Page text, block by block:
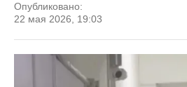
Опубликовано:
22 мая 2026, 19:03